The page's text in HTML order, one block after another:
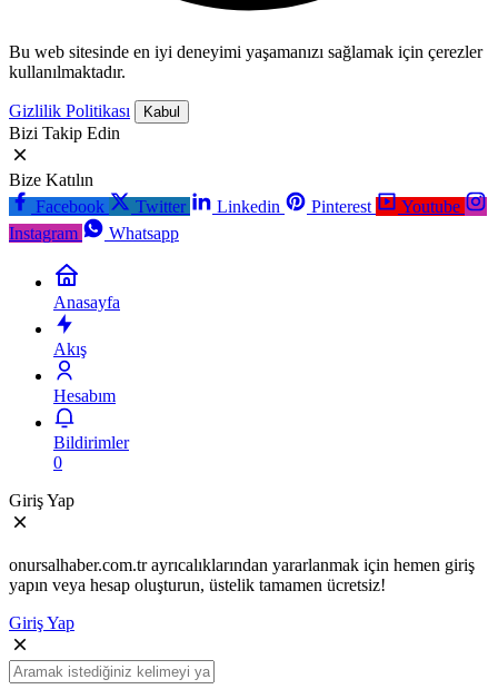
Bu web sitesinde en iyi deneyimi yaşamanızı sağlamak için çerezler
kullanılmaktadır.
Gizlilik Politikası Kabul
Bizi Takip Edin
Bize Katılın
Facebook
Twitter Linkedin Pinterest
Youtube
Instagram
Whatsapp
Anasayfa
Akış
Hesabım
Bildirimler
0
Giriş Yap
onursalhaber.com.tr ayrıcalıklarından yararlanmak için hemen giriş
yapın veya hesap oluşturun, üstelik tamamen ücretsiz!
Giriş Yap